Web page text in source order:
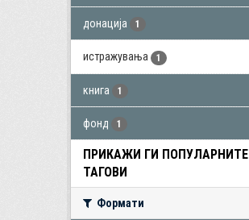
донација 1
истражувања 1
книга 1
фонд 1
ПРИКАЖИ ГИ ПОПУЛАРНИТЕ
ТАГОВИ
Формати